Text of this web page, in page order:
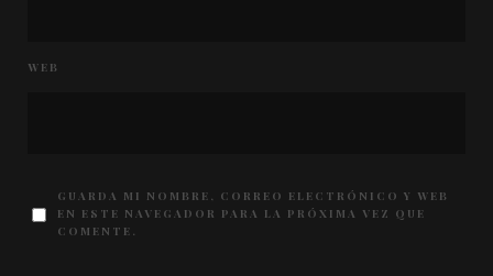
WEB
GUARDA MI NOMBRE, CORREO ELECTRÓNICO Y WEB
EN ESTE NAVEGADOR PARA LA PRÓXIMA VEZ QUE
COMENTE.